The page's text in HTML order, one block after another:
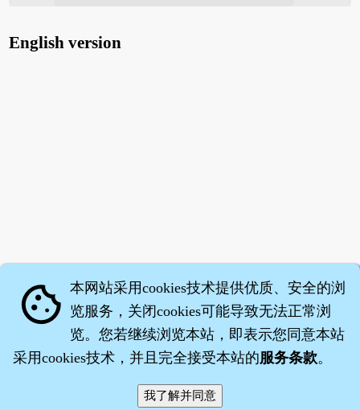
English version
·沈药子©2008～2026
cookie 本网站采用cookies技术提供优质、安全的浏
览服务，关闭cookies可能导致无法正常浏
览。您若继续浏览本站，即表示您同意本站
采用cookies技术，并且完全接受本站的服务条款。